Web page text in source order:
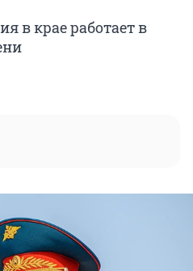
в крае работает в